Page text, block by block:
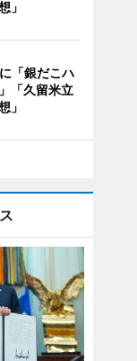
」
「銀だこハ
「久留米立
」